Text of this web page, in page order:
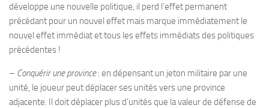
développe une nouvelle politique, il perd l’effet permanent
précédant pour un nouvel effet mais marque immédiatement le
nouvel effet immédiat et tous les effets immédiats des politiques
précédentes !
– Conquérir une province: en dépensant un jeton militaire par une
unité, le joueur peut déplacer ses unités vers une province
adjacente. Il doit déplacer plus d’unités que la valeur de défense de